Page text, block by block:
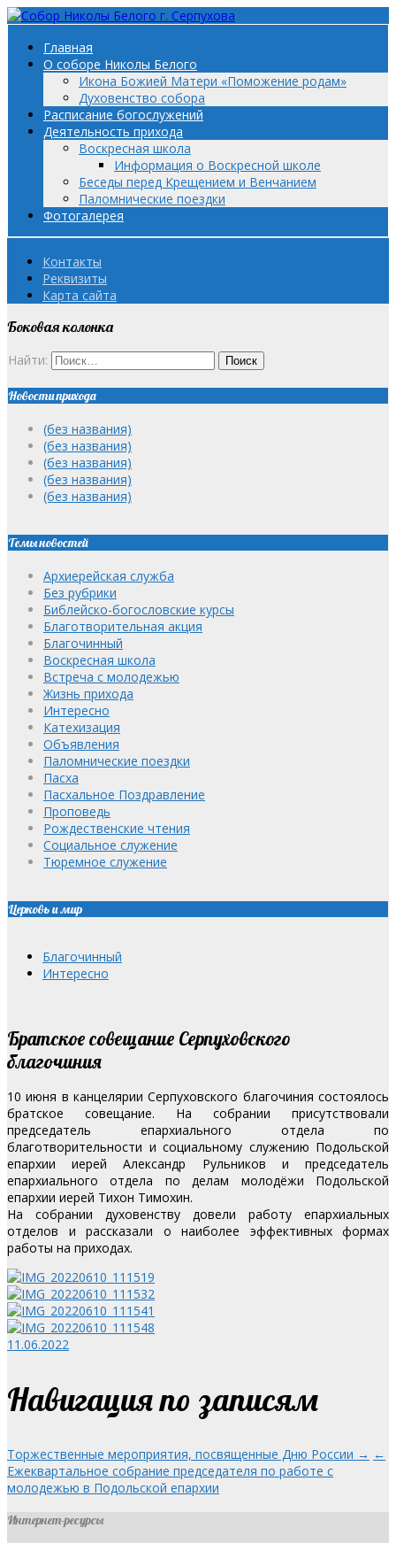
Главная
О соборе Николы Белого
Икона Божией Матери «Поможение родам»
Духовенство собора
Расписание богослужений
Деятельность прихода
Воскресная школа
Информация о Воскресной школе
Беседы перед Крещением и Венчанием
Паломнические поездки
Фотогалерея
Контакты
Реквизиты
Карта сайта
Боковая колонка
Найти:
Новости прихода
(без названия)
(без названия)
(без названия)
(без названия)
(без названия)
Темы новостей
Архиерейская служба
Без рубрики
Библейско-богословские курсы
Благотворительная акция
Благочинный
Воскресная школа
Встреча с молодежью
Жизнь прихода
Интересно
Катехизация
Объявления
Паломнические поездки
Пасха
Пасхальное Поздравление
Проповедь
Рождественские чтения
Социальное служение
Тюремное служение
Церковь и мир
Благочинный
Интересно
Братское совещание Серпуховского
благочиния
10 июня в канцелярии Серпуховского благочиния состоялось
братское совещание. На собрании присутствовали
председатель епархиального отдела по
благотворительности и социальному служению Подольской
епархии иерей Александр Рульников и председатель
епархиального отдела по делам молодёжи Подольской
епархии иерей Тихон Тимохин.
На собрании духовенству довели работу епархиальных
отделов и рассказали о наиболее эффективных формах
работы на приходах.
11.06.2022
Навигация по записям
Торжественные мероприятия, посвященные Дню России → ←
Ежеквартальное собрание председателя по работе с
молодежью в Подольской епархии
Интернет-ресурсы